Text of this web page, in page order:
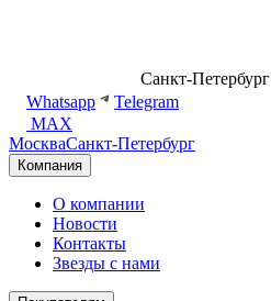
Санкт-Петербург
Whatsapp
Telegram
MAX
МоскваСанкт-Петербург
Компания
О компании
Новости
Контакты
Звезды с нами